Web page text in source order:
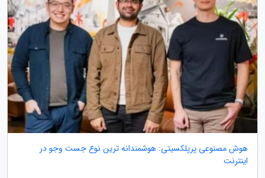
هوش مصنوعی پرپلکسیتی: هوشمندانه ترین نوع جست وجو در
اینترنت